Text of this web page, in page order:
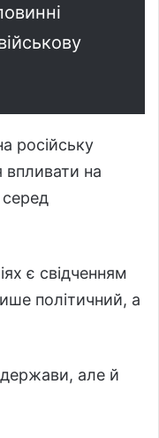
російську
впливати на
є свідченням
політичний, а
але й